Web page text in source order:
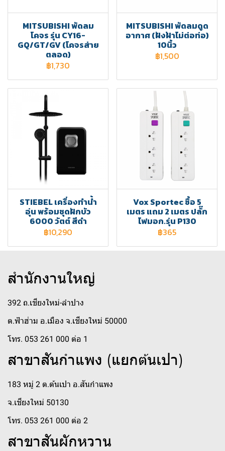
MITSUBISHI พัดลม
โคจร รุ่น CY16-
GQ/GT/GV (โคจรส่าย
ตลอด)
฿1,730
MITSUBISHI พัดลมดูด
อากาศ (ฝังฝ้าไม่ต่อท่อ)
10นิ้ว
฿1,500
STIEBEL เครื่องทำน้ำ
อุ่น พร้อมชุดฝักบัว
6000 วัตต์ สีดำ
฿10,290
Vox Sportec ซื้อ 5
เมตร แถม 2 เมตร ปลั๊ก
ไฟมอก.รุ่น P130
฿365
สำนักงานใหญ่
392 ถ.เชียงใหม่-ลำปาง
ต.ฟ้าฮ่าม อ.เมือง จ.เชียงใหม่ 50000
โทร. 053 261 000 ต่อ 1
สาขาสันกำแพง (แยกต้นเปา)
183 หมู่ 2 ต.ต้นเปา อ.สันกำแพง
จ.เชียงใหม่ 50130
โทร. 053 261 000 ต่อ 2
สาขาสันผักหวาน